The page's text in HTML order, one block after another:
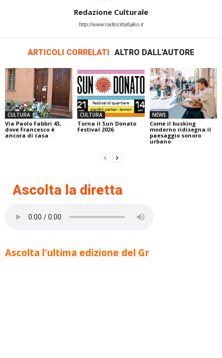
Redazione Culturale
http://www.radiocittafujiko.it
ARTICOLI CORRELATI ALTRO DALL'AUTORE
CULTURA
Via Paolo Fabbri 43,
dove Francesco è
ancora di casa
CULTURA
Torna il Sun Donato
Festival 2026
NEWS
Come il busking
moderno ridisegna il
paesaggio sonoro
urbano
Ascolta la diretta
Ascolta l'ultima edizione del Gr